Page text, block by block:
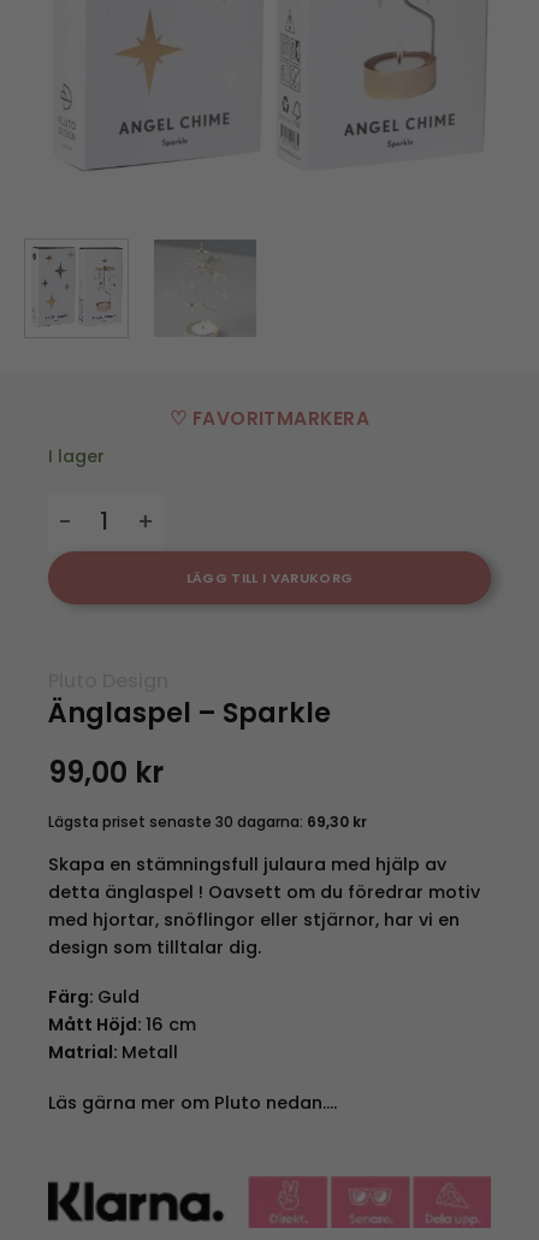
♡ FAVORITMARKERA
I lager
LÄGG TILL I VARUKORG
Änglaspel – Sparkle
99,00 kr
Lägsta priset senaste 30 dagarna: 69,30 kr
Skapa en stämningsfull julaura med hjälp av
detta änglaspel ! Oavsett om du föredrar motiv
med hjortar, snöflingor eller stjärnor, har vi en
design som tilltalar dig.
Färg: Guld
Mått Höjd: 16 cm
Matrial: Metall
Läs gärna mer om Pluto nedan….